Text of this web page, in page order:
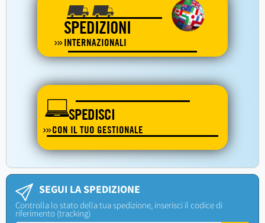
SPEDIZIONI
INTERNAZIONALI
SPEDISCI
CON IL TUO GESTIONALE
SEGUI LA SPEDIZIONE
Controlla lo stato della tua spedizione, inserisci il codice di
riferimento (tracking)